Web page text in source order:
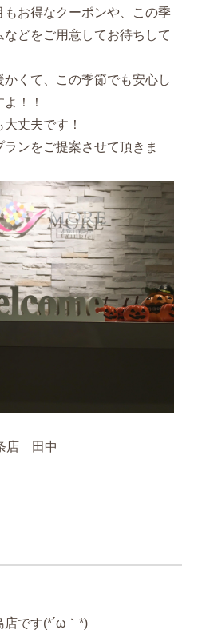
もお得なクーポンや、この季
どをご用意してお待ちして
くて、この季節でも安心し
！！
丈夫です！
ンをご提案させて頂きま
店 田中
店です(*´ω｀*)